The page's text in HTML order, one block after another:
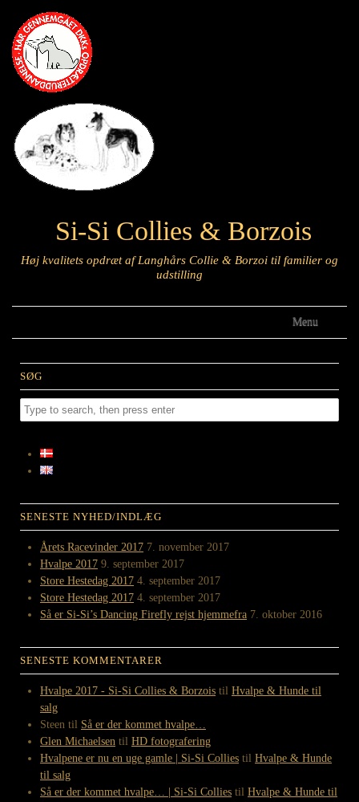
Si-Si Collies & Borzois
Høj kvalitets opdræt af Langhårs Collie & Borzoi til familier og
udstilling
Menu
SØG
SENESTE NYHED/INDLÆG
Årets Racevinder 2017 7. november 2017
Hvalpe 2017 9. september 2017
Store Hestedag 2017 4. september 2017
Store Hestedag 2017 4. september 2017
Så er Si-Si’s Dancing Firefly rejst hjemmefra 7. oktober 2016
SENESTE KOMMENTARER
Hvalpe 2017 - Si-Si Collies & Borzois til Hvalpe & Hunde til
salg
Steen til Så er der kommet hvalpe…
Glen Michaelsen til HD fotografering
Hvalpene er nu en uge gamle | Si-Si Collies til Hvalpe & Hunde
til salg
Så er der kommet hvalpe… | Si-Si Collies til Hvalpe & Hunde til